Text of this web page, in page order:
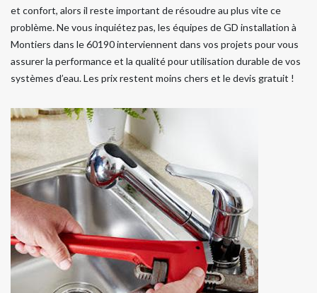
et confort, alors il reste important de résoudre au plus vite ce
problème. Ne vous inquiétez pas, les équipes de GD installation à
Montiers dans le 60190 interviennent dans vos projets pour vous
assurer la performance et la qualité pour utilisation durable de vos
systèmes d’eau. Les prix restent moins chers et le devis gratuit !